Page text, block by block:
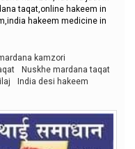
taqat,online hakeem in
hakeem medicine in
kamzori
Nuskhe mardana taqat
India desi hakeem